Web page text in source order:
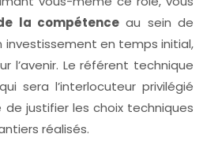
la compétenceau sein de
investissement en temps initial,
l’avenir. Le référent technique
sera l’interlocuteur privilégié
justifier les choix techniques
réalisés.